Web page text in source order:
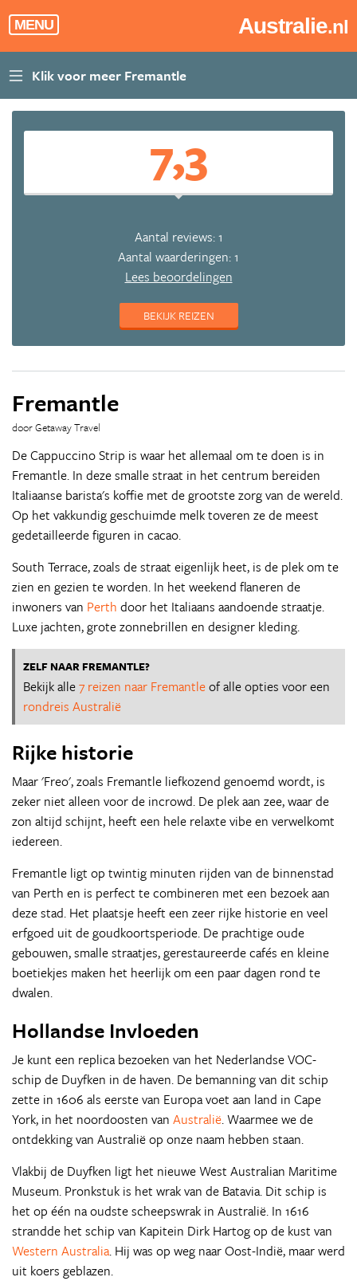
MENU Australie.nl
7,3
Aantal reviews: 1
Aantal waarderingen: 1
Lees beoordelingen
BEKIJK REIZEN
Fremantle
door Getaway Travel
De Cappuccino Strip is waar het allemaal om te doen is in
Fremantle. In deze smalle straat in het centrum bereiden
Italiaanse barista's koffie met de grootste zorg van de wereld.
Op het vakkundig geschuimde melk toveren ze de meest
gedetailleerde figuren in cacao.
South Terrace, zoals de straat eigenlijk heet, is de plek om te
zien en gezien te worden. In het weekend flaneren de
inwoners van Perth door het Italiaans aandoende straatje.
Luxe jachten, grote zonnebrillen en designer kleding.
ZELF NAAR FREMANTLE?
Bekijk alle7 reizen naar Fremantleof alle opties voor een
rondreis Australië
Rijke historie
Maar 'Freo', zoals Fremantle liefkozend genoemd wordt, is
zeker niet alleen voor de incrowd. De plek aan zee, waar de
zon altijd schijnt, heeft een hele relaxte vibe en verwelkomt
iedereen.
Fremantle ligt op twintig minuten rijden van de binnenstad
van Perth en is perfect te combineren met een bezoek aan
deze stad. Het plaatsje heeft een zeer rijke historie en veel
erfgoed uit de goudkoortsperiode. De prachtige oude
gebouwen, smalle straatjes, gerestaureerde cafés en kleine
boetiekjes maken het heerlijk om een paar dagen rond te
dwalen.
Hollandse Invloeden
Je kunt een replica bezoeken van het Nederlandse VOC-
schip de Duyfken in de haven. De bemanning van dit schip
zette in 1606 als eerste van Europa voet aan land in Cape
York, in het noordoosten van Australië. Waarmee we de
ontdekking van Australië op onze naam hebben staan.
Vlakbij de Duyfken ligt het nieuwe West Australian Maritime
Museum. Pronkstuk is het wrak van de Batavia. Dit schip is
het op één na oudste scheepswrak in Australië. In 1616
strandde het schip van Kapitein Dirk Hartog op de kust van
Western Australia. Hij was op weg naar Oost-Indië, maar werd
uit koers geblazen.